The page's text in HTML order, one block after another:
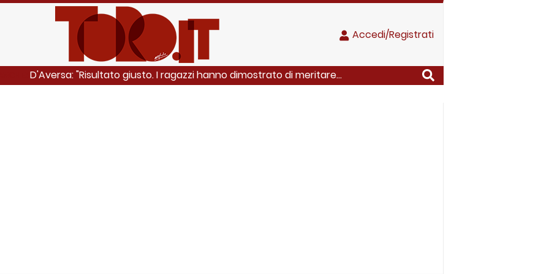
Accedi/Registrati
D'Aversa: "Risultato giusto. I ragazzi hanno dimostrato di meritare...